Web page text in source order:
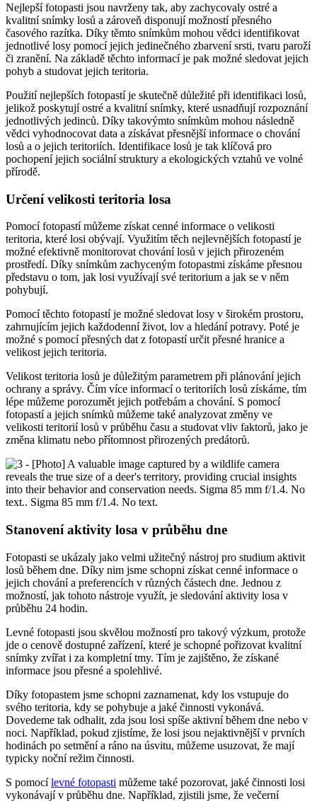
Nejlepší fotopasti jsou navrženy tak, aby zachycovaly ostré a
kvalitní snímky losů a zároveň disponují možností přesného
časového razítka. Díky těmto snímkům mohou vědci identifikovat
jednotlivé losy pomocí jejich jedinečného zbarvení srsti, tvaru paroží
či zranění. Na základě těchto informací je pak možné sledovat jejich
pohyb a studovat jejich teritoria.
Použití nejlepších fotopastí je skutečně důležité při identifikaci losů,
jelikož poskytují ostré a kvalitní snímky, které usnadňují rozpoznání
jednotlivých jedinců. Díky takovýmto snímkům mohou následně
vědci vyhodnocovat data a získávat přesnější informace o chování
losů a o jejich teritoriích. Identifikace losů je tak klíčová pro
pochopení jejich sociální struktury a ekologických vztahů ve volné
přírodě.
Určení velikosti teritoria losa
Pomocí fotopastí můžeme získat cenné informace o velikosti
teritoria, které losi obývají. Využitím těch nejlevnějších fotopastí je
možné efektivně monitorovat chování losů v jejich přirozeném
prostředí. Díky snímkům zachyceným fotopastmi získáme přesnou
představu o tom, jak losi využívají své teritorium a jak se v něm
pohybují.
Pomocí těchto fotopastí je možné sledovat losy v širokém prostoru,
zahrnujícím jejich každodenní život, lov a hledání potravy. Poté je
možné s pomocí přesných dat z fotopastí určit přesné hranice a
velikost jejich teritoria.
Velikost teritoria losů je důležitým parametrem při plánování jejich
ochrany a správy. Čím více informací o teritoriích losů získáme, tím
lépe můžeme porozumět jejich potřebám a chování. S pomocí
fotopastí a jejich snímků můžeme také analyzovat změny ve
velikosti teritorií losů v průběhu času a studovat vliv faktorů, jako je
změna klimatu nebo přítomnost přirozených predátorů.
Stanovení aktivity losa v průběhu dne
Fotopasti se ukázaly jako velmi užitečný nástroj pro studium aktivit
losů během dne. Díky nim jsme schopni získat cenné informace o
jejich chování a preferencích v různých částech dne. Jednou z
možností, jak tohoto nástroje využít, je sledování aktivity losa v
průběhu 24 hodin.
Levné fotopasti jsou skvělou možností pro takový výzkum, protože
jde o cenově dostupné zařízení, které je schopné pořizovat kvalitní
snímky zvířat i za kompletní tmy. Tím je zajištěno, že získané
informace jsou přesné a spolehlivé.
Díky fotopastem jsme schopni zaznamenat, kdy los vstupuje do
svého teritoria, kdy se pohybuje a jaké činnosti vykonává.
Dovedeme tak odhalit, zda jsou losi spíše aktivní během dne nebo v
noci. Například, pokud zjistíme, že losi jsou nejaktivnější v prvních
hodinách po setmění a ráno na úsvitu, můžeme usuzovat, že mají
typicky noční režim činnosti.
S pomocílevné fotopasti můžeme také pozorovat, jaké činnosti losi
vykonávají v průběhu dne. Například, zjistili jsme, že večerní